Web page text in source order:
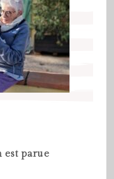
est parue